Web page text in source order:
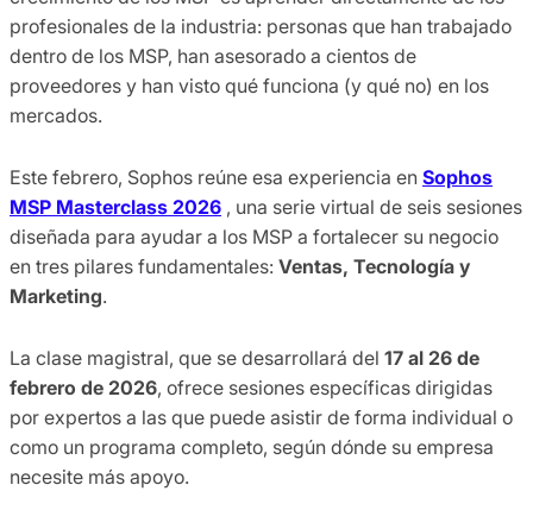
profesionales de la industria: personas que han trabajado
dentro de los MSP, han asesorado a cientos de
proveedores y han visto qué funciona (y qué no) en los
mercados.
Este febrero, Sophos reúne esa experiencia en Sophos
MSP Masterclass 2026 , una serie virtual de seis sesiones
diseñada para ayudar a los MSP a fortalecer su negocio
en tres pilares fundamentales: Ventas, Tecnología y
Marketing.
La clase magistral, que se desarrollará del 17 al 26 de
febrero de 2026, ofrece sesiones específicas dirigidas
por expertos a las que puede asistir de forma individual o
como un programa completo, según dónde su empresa
necesite más apoyo.